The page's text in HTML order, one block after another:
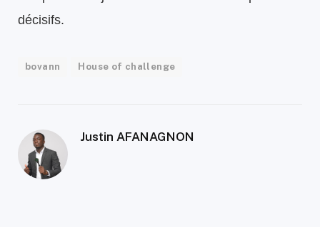
décisifs.
bovann House of challenge
Justin AFANAGNON